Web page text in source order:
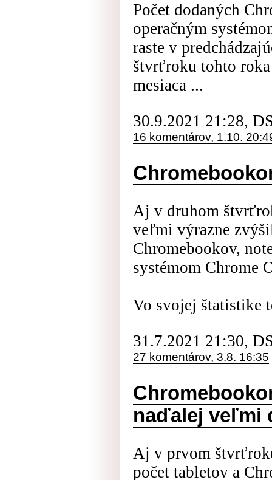
Počet dodaných
operačným
raste v
štvrťroku tohto
mesiaca ...
30.9.2021 21:28,
16 komentárov, 1.10.
Aj v druhom
veľmi výrazne
Chromebookov,
systémom Chrome
Vo svojej štatistike
31.7.2021 21:30,
27 komentárov, 3.8. 16:35
naďalej veľmi
Aj v prvom
počet tabletov a